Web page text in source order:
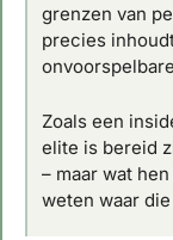
grenzen van
precies
Zoals een
elite is bereid
– maar wat
weten waar